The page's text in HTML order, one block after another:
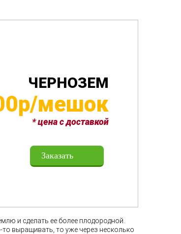
ЧЕРНОЗЕМ
мешок
* цена с доставкой
Заказать
и сделать ее более плодородной.
выращивать, то уже через несколько